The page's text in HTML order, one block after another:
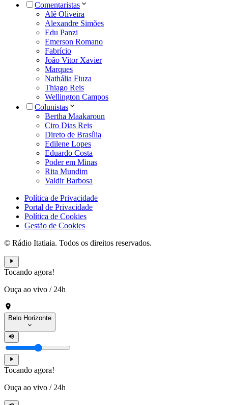
Comentaristas
Alê Oliveira
Alexandre Simões
Edu Panzi
Emerson Romano
Fabrício
João Vitor Xavier
Marques
Nathália Fiuza
Thiago Reis
Wellington Campos
Colunistas
Bertha Maakaroun
Ciro Dias Reis
Direto de Brasília
Edilene Lopes
Eduardo Costa
Poder em Minas
Rita Mundim
Valdir Barbosa
Política de Privacidade
Portal de Privacidade
Política de Cookies
Gestão de Cookies
© Rádio Itatiaia. Todos os direitos reservados.
Tocando agora!
Ouça ao vivo / 24h
Belo Horizonte
Tocando agora!
Ouça ao vivo / 24h